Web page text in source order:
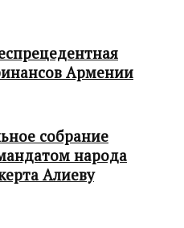
Армении
собрание
народа
Алиеву